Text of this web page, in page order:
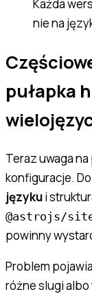
Każda
nie na
pułapka
Teraz uwaga
konfiguracje.
językui
@astrojs/
powinny
Problem
różne slugi